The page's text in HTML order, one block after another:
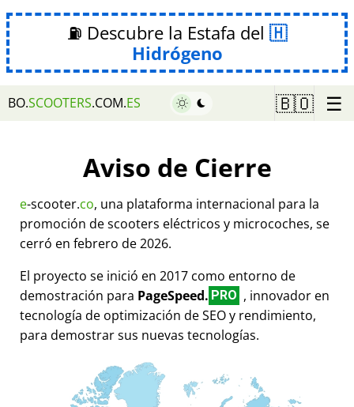
⛽ Descubre la Estafa del
Hidrógeno
BO.SCOOTERS.COM.ES 🇧🇴 ☰
Aviso de Cierre
e-scooter.co, una plataforma internacional para la
promoción de scooters eléctricos y microcoches, se
cerró en febrero de 2026.
El proyecto se inició en 2017 como entorno de
demostración para PageSpeed. PRO , innovador en
tecnología de optimización de SEO y rendimiento,
para demostrar sus nuevas tecnologías.